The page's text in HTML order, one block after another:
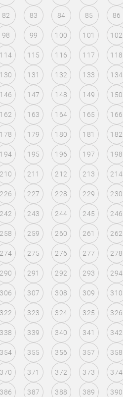
82 83 84 85 86
98 99 100 101 102
114 115 116 117 118
130 131 132 133 134
146 147 148 149 150
162 163 164 165 166
178 179 180 181 182
194 195 196 197 198
210 211 212 213 214
226 227 228 229 230
242 243 244 245 246
258 259 260 261 262
274 275 276 277 278
290 291 292 293 294
306 307 308 309 310
322 323 324 325 326
338 339 340 341 342
354 355 356 357 358
370 371 372 373 374
386 387 388 389 390